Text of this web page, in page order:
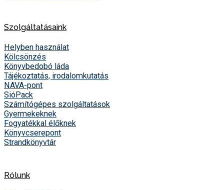
Szolgáltatásaink
Helyben használat
Kölcsönzés
Könyvbedobó láda
Tájékoztatás, irodalomkutatás
NAVA-pont
SióPack
Számítógépes szolgáltatások
Gyermekeknek
Fogyatékkal élőknek
Könyvcserepont
Strandkönyvtár
Rólunk